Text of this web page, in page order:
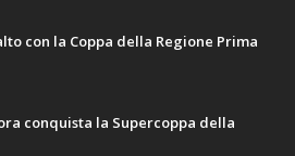
con la Coppa della Regione Prima
conquista la Supercoppa della